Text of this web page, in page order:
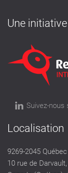
Une
Suivez-nous
Localisation
9269-2045
10 rue de